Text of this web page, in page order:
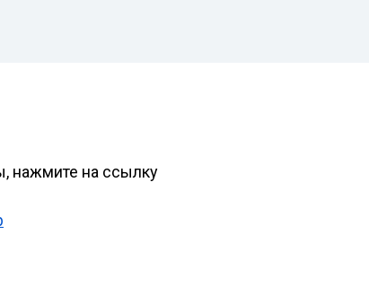
нажмите на ссылку